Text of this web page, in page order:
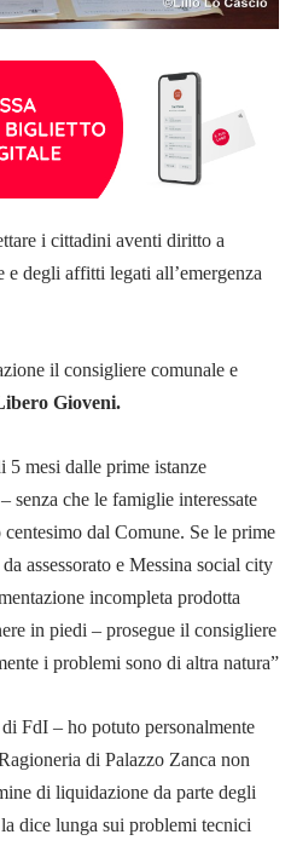
i cittadini aventi diritto a
degli affitti legati all’emergenza
il consigliere comunale e
Gioveni.
5 mesi dalle prime istanze
senza che le famiglie interessate
dal Comune. Se le prime
assessorato e Messina social city
incompleta prodotta
in piedi – prosegue il consigliere
i problemi sono di altra natura”
FdI – ho potuto personalmente
di Palazzo Zanca non
di liquidazione da parte degli
dice lunga sui problemi tecnici